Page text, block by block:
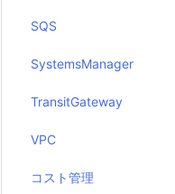
SQS
SystemsManager
TransitGateway
VPC
コスト管理